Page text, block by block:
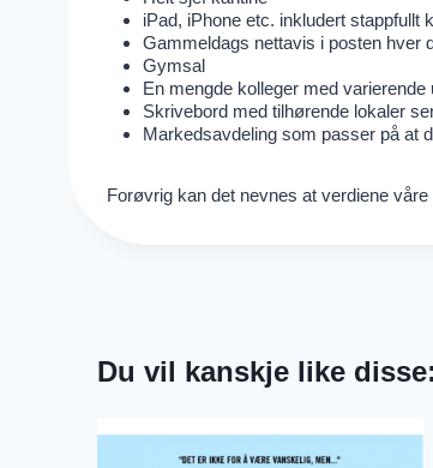
iPad, iPhone etc. inkludert stappfullt
Gammeldags nettavis i posten hver
Gymsal
En mengde kolleger med varierende
Skrivebord med tilhørende lokaler
Markedsavdeling som passer på at
Forøvrig kan det nevnes at verdiene våre
Du vil kanskje like disse: